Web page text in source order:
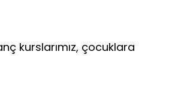
kurslarımız, çocuklara